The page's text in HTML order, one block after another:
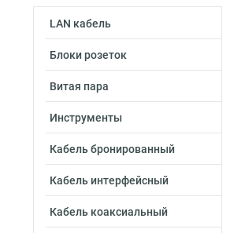
LAN кабель
Блоки розеток
Витая пара
Инструменты
Кабель бронированный
Кабель интерфейсный
Кабель коаксиальный